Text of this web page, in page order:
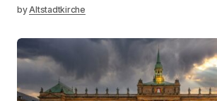
byAltstadtkirche